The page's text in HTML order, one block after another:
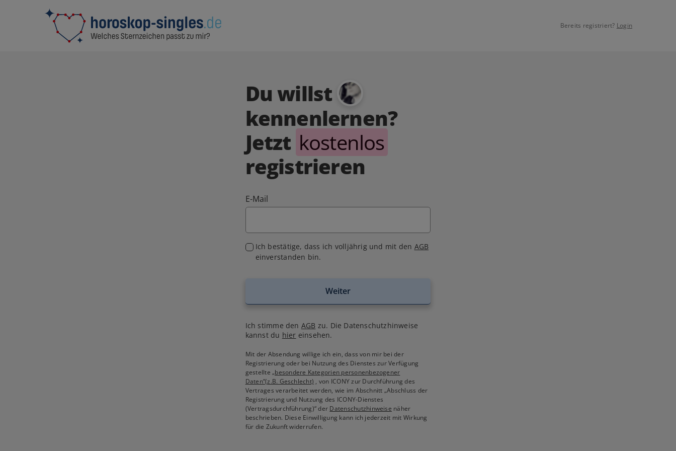
Bereits registriert? Login
Du willst
kennenlernen?
Jetzt kostenlos
registrieren
E-Mail
Ich bestätige, dass ich volljährig und mit den AGB
einverstanden bin.
Weiter
Ich stimme den AGB zu. Die Datenschutzhinweise
kannst du hier einsehen.
Mit der Absendung willige ich ein, dass von mir bei der
Registrierung oder bei Nutzung des Dienstes zur Verfügung
gestellte„besondere Kategorien personenbezogener
Daten“(z.B. Geschlecht) , von ICONY zur Durchführung des
Vertrages verarbeitet werden, wie im Abschnitt „Abschluss der
Registrierung und Nutzung des ICONY-Dienstes
(Vertragsdurchführung)“ der Datenschutzhinweise näher
beschrieben. Diese Einwilligung kann ich jederzeit mit Wirkung
für die Zukunft widerrufen.